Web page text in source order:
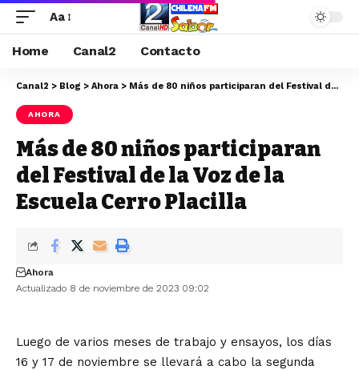
Aa
Home Canal2 Contacto
Canal2 > Blog > Ahora > Más de 80 niños participaran del Festival de la Voz de la Escuela Cerro Placilla
AHORA
Más de 80 niños participaran
del Festival de la Voz de la
Escuela Cerro Placilla
Actualizado 8 de noviembre de 2023 09:02
Ahora
Luego de varios meses de trabajo y ensayos, los días
16 y 17 de noviembre se llevará a cabo la segunda